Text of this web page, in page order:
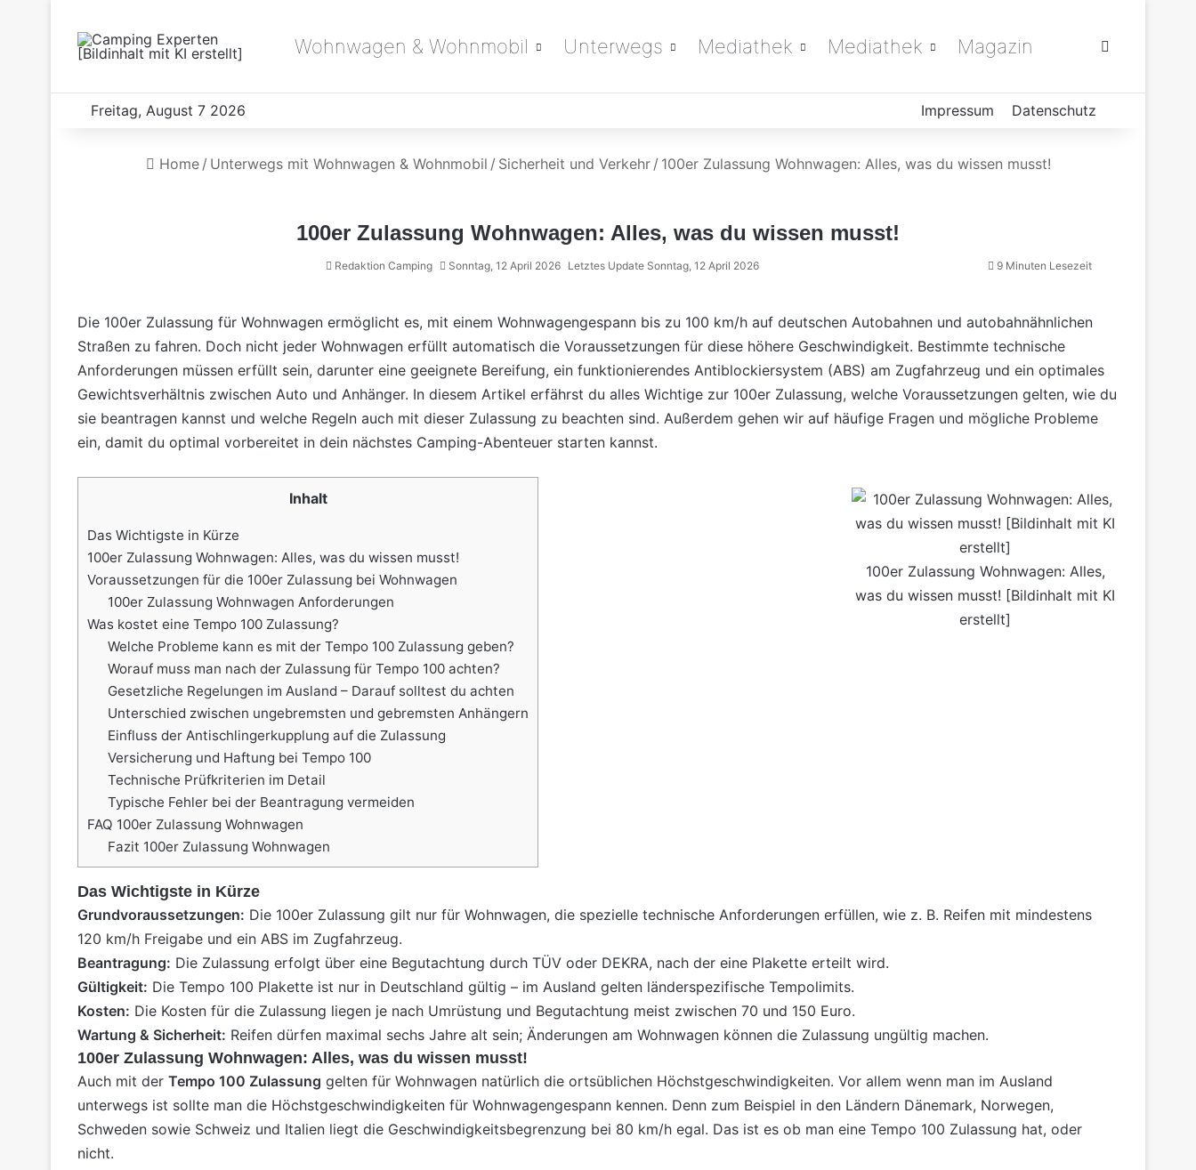
Wohnwagen & Wohnmobil Unterwegs Mediathek Mediathek Magazin
Freitag, August 7 2026 Impressum Datenschutz
Home / Unterwegs mit Wohnwagen & Wohnmobil / Sicherheit und Verkehr / 100er Zulassung Wohnwagen: Alles, was du wissen musst!
100er Zulassung Wohnwagen: Alles, was du wissen musst!
Redaktion Camping Sonntag, 12 April 2026 Letztes Update Sonntag, 12 April 2026 9 Minuten Lesezeit
Die 100er Zulassung für Wohnwagen ermöglicht es, mit einem Wohnwagengespann bis zu 100 km/h auf deutschen Autobahnen und autobahnähnlichen
Straßen zu fahren. Doch nicht jeder Wohnwagen erfüllt automatisch die Voraussetzungen für diese höhere Geschwindigkeit. Bestimmte technische
Anforderungen müssen erfüllt sein, darunter eine geeignete Bereifung, ein funktionierendes Antiblockiersystem (ABS) am Zugfahrzeug und ein optimales
Gewichtsverhältnis zwischen Auto und Anhänger. In diesem Artikel erfährst du alles Wichtige zur 100er Zulassung, welche Voraussetzungen gelten, wie du
sie beantragen kannst und welche Regeln auch mit dieser Zulassung zu beachten sind. Außerdem gehen wir auf häufige Fragen und mögliche Probleme
ein, damit du optimal vorbereitet in dein nächstes Camping-Abenteuer starten kannst.
100er Zulassung Wohnwagen: Alles,
was du wissen musst! [Bildinhalt mit KI
erstellt]
Inhalt
Das Wichtigste in Kürze
100er Zulassung Wohnwagen: Alles, was du wissen musst!
Voraussetzungen für die 100er Zulassung bei Wohnwagen
100er Zulassung Wohnwagen Anforderungen
Was kostet eine Tempo 100 Zulassung?
Welche Probleme kann es mit der Tempo 100 Zulassung geben?
Worauf muss man nach der Zulassung für Tempo 100 achten?
Gesetzliche Regelungen im Ausland – Darauf solltest du achten
Unterschied zwischen ungebremsten und gebremsten Anhängern
Einfluss der Antischlingerkupplung auf die Zulassung
Versicherung und Haftung bei Tempo 100
Technische Prüfkriterien im Detail
Typische Fehler bei der Beantragung vermeiden
FAQ 100er Zulassung Wohnwagen
Fazit 100er Zulassung Wohnwagen
Das Wichtigste in Kürze
Grundvoraussetzungen: Die 100er Zulassung gilt nur für Wohnwagen, die spezielle technische Anforderungen erfüllen, wie z. B. Reifen mit mindestens
120 km/h Freigabe und ein ABS im Zugfahrzeug.
Beantragung: Die Zulassung erfolgt über eine Begutachtung durch TÜV oder DEKRA, nach der eine Plakette erteilt wird.
Gültigkeit: Die Tempo 100 Plakette ist nur in Deutschland gültig – im Ausland gelten länderspezifische Tempolimits.
Kosten: Die Kosten für die Zulassung liegen je nach Umrüstung und Begutachtung meist zwischen 70 und 150 Euro.
Wartung & Sicherheit: Reifen dürfen maximal sechs Jahre alt sein; Änderungen am Wohnwagen können die Zulassung ungültig machen.
100er Zulassung Wohnwagen: Alles, was du wissen musst!
Auch mit der Tempo 100 Zulassung gelten für Wohnwagen natürlich die ortsüblichen Höchstgeschwindigkeiten. Vor allem wenn man im Ausland
unterwegs ist sollte man die Höchstgeschwindigkeiten für Wohnwagengespann kennen. Denn zum Beispiel in den Ländern Dänemark, Norwegen,
Schweden sowie Schweiz und Italien liegt die Geschwindigkeitsbegrenzung bei 80 km/h egal. Das ist es ob man eine Tempo 100 Zulassung hat, oder
nicht.